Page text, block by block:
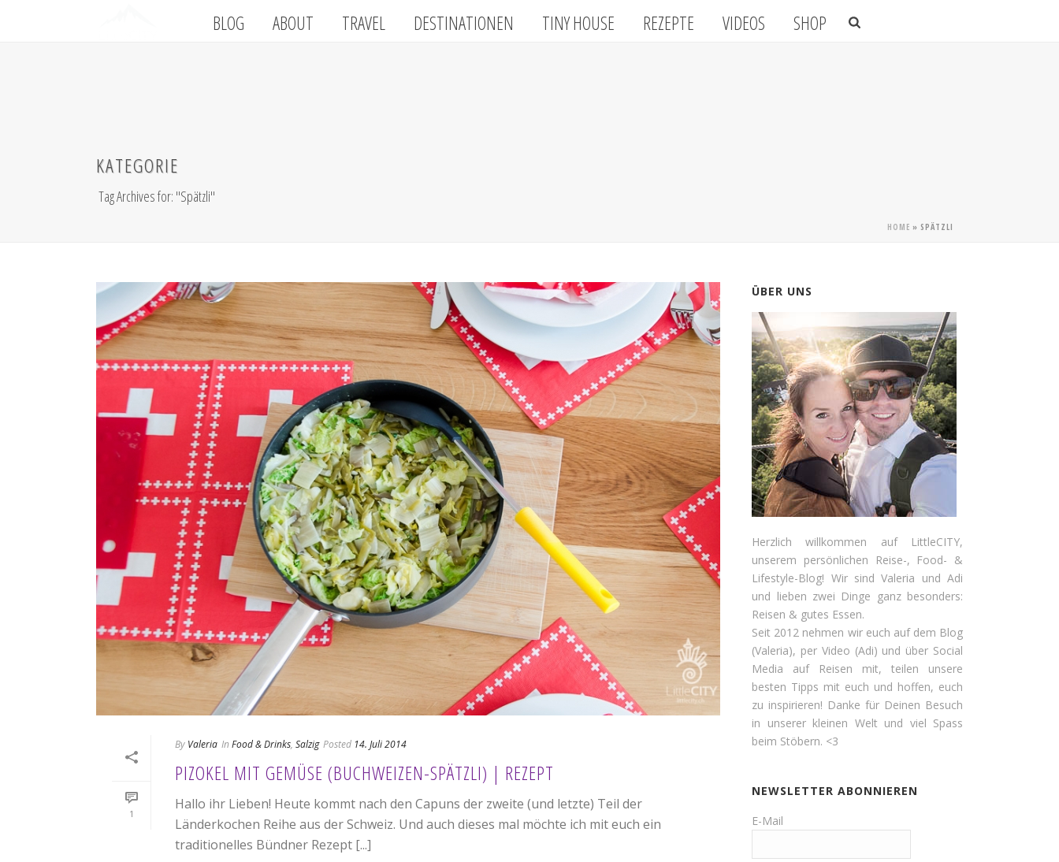
BLOG ABOUT TRAVEL DESTINATIONEN TINY HOUSE REZEPTE VIDEOS SHOP
KATEGORIE
Tag Archives for: "Spätzli"
HOME » SPÄTZLI
1
By Valeria In Food & Drinks, Salzig Posted 14. Juli 2014
PIZOKEL MIT GEMÜSE (BUCHWEIZEN-SPÄTZLI) | REZEPT
Hallo ihr Lieben! Heute kommt nach den Capuns der zweite (und letzte) Teil der
Länderkochen Reihe aus der Schweiz. Und auch dieses mal möchte ich mit euch ein
traditionelles Bündner Rezept [...]
ÜBER UNS
Herzlich willkommen auf LittleCITY,
unserem persönlichen Reise-, Food- &
Lifestyle-Blog! Wir sind Valeria und Adi
und lieben zwei Dinge ganz besonders:
Reisen & gutes Essen.
Seit 2012 nehmen wir euch auf dem Blog
(Valeria), per Video (Adi) und über Social
Media auf Reisen mit, teilen unsere
besten Tipps mit euch und hoffen, euch
zu inspirieren! Danke für Deinen Besuch
in unserer kleinen Welt und viel Spass
beim Stöbern. <3
NEWSLETTER ABONNIEREN
E-Mail